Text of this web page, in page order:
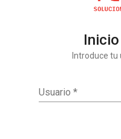
Introduce tu
Usuario *